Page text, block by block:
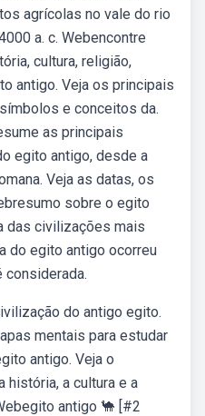
agrícolas no vale do rio
a. c. Webencontre
cultura, religião,
antigo. Veja os principais
e conceitos da.
as principais
egito antigo, desde a
Veja as datas, os
sobre o egito
das civilizações mais
do egito antigo ocorreu
considerada.
do antigo egito.
mentais para estudar
antigo. Veja o
história, a cultura e a
antigo 🐪 [#2